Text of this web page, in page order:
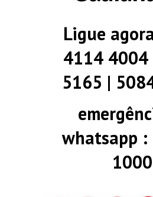
Ligue
4114 4004
5165 |
whatsapp :
1000